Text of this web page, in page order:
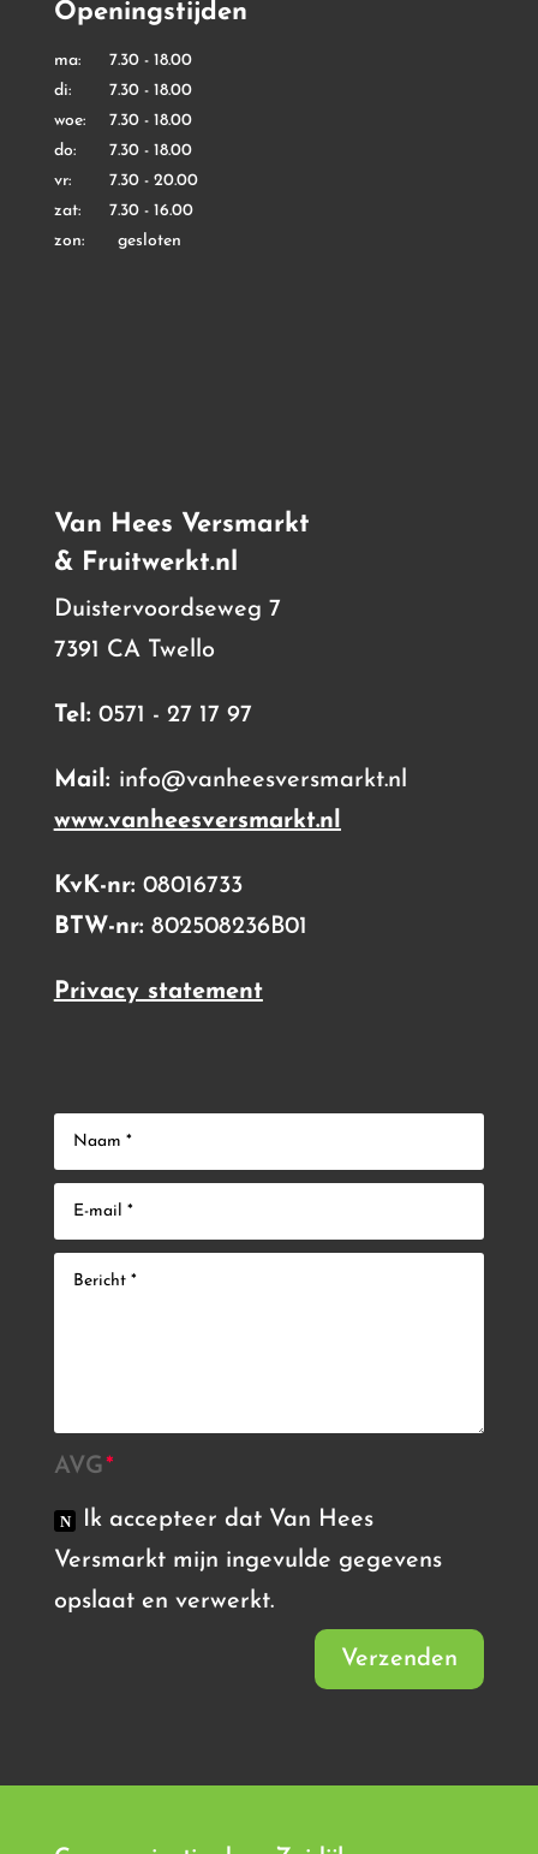
Openingstijden
ma: 7.30 - 18.00
di: 7.30 - 18.00
woe: 7.30 - 18.00
do: 7.30 - 18.00
vr: 7.30 - 20.00
zat: 7.30 - 16.00
zon: gesloten
Van Hees Versmarkt
& Fruitwerkt.nl
Duistervoordseweg 7
7391 CA Twello
Tel: 0571 - 27 17 97
Mail: info@vanheesversmarkt.nl
www.vanheesversmarkt.nl
KvK-nr: 08016733
BTW-nr: 802508236B01
Privacy statement
AVG
Ik accepteer dat Van Hees
Versmarkt mijn ingevulde gegevens
opslaat en verwerkt.
Verzenden